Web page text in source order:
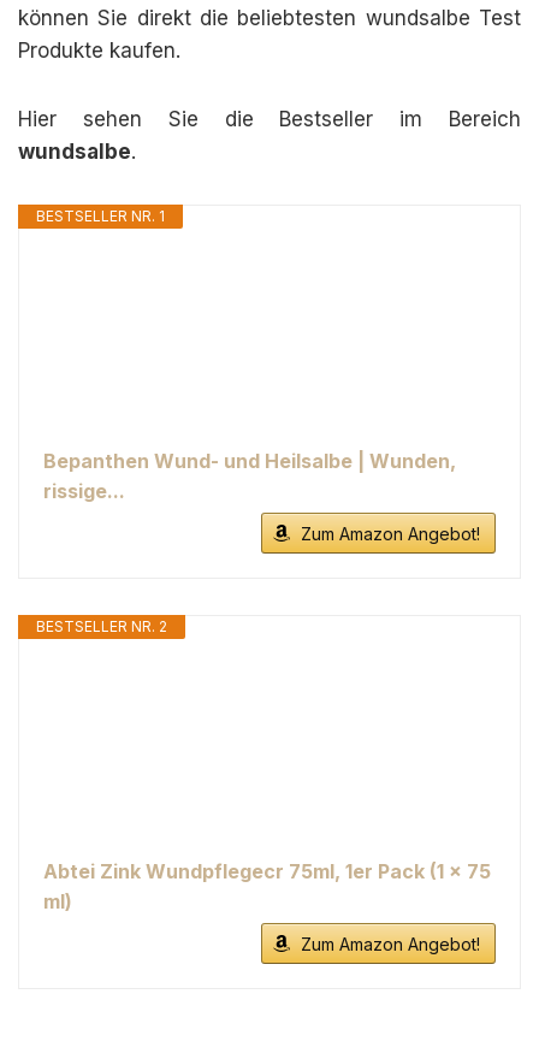
können Sie direkt die beliebtesten wundsalbe Test
Produkte kaufen.
Hier sehen Sie die Bestseller im Bereich
wundsalbe.
BESTSELLER NR. 1
Bepanthen Wund- und Heilsalbe | Wunden,
rissige...
Zum Amazon Angebot!
BESTSELLER NR. 2
Abtei Zink Wundpflegecr 75ml, 1er Pack (1 x 75
ml)
Zum Amazon Angebot!